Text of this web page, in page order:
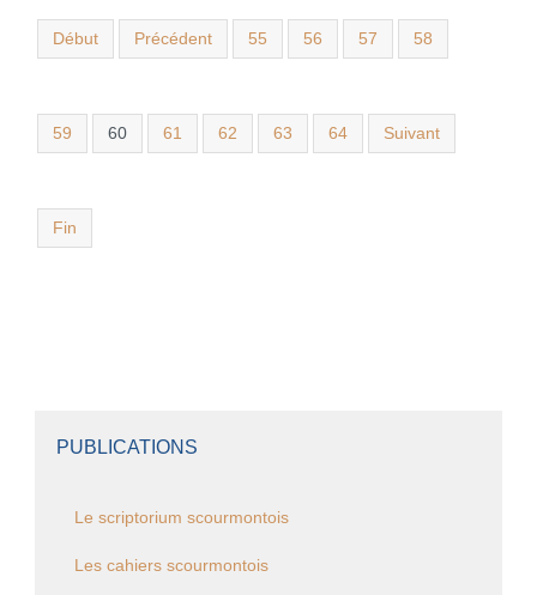
Début Précédent 55 56 57 58
59 60 61 62 63 64 Suivant
Fin
PUBLICATIONS
Le scriptorium scourmontois
Les cahiers scourmontois